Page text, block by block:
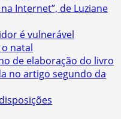
Internet”, de Luziane
é vulnerável
natal
de elaboração do livro
no artigo segundo da